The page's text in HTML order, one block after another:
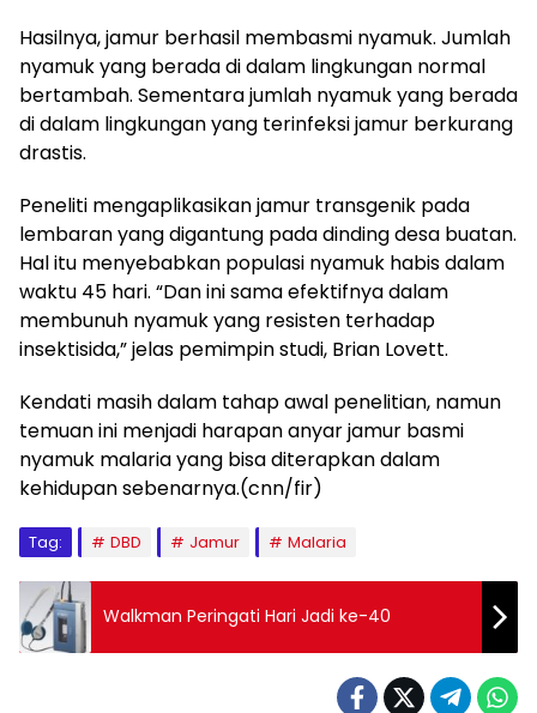
Hasilnya, jamur berhasil membasmi nyamuk. Jumlah
nyamuk yang berada di dalam lingkungan normal
bertambah. Sementara jumlah nyamuk yang berada
di dalam lingkungan yang terinfeksi jamur berkurang
drastis.
Peneliti mengaplikasikan jamur transgenik pada
lembaran yang digantung pada dinding desa buatan.
Hal itu menyebabkan populasi nyamuk habis dalam
waktu 45 hari. “Dan ini sama efektifnya dalam
membunuh nyamuk yang resisten terhadap
insektisida,” jelas pemimpin studi, Brian Lovett.
Kendati masih dalam tahap awal penelitian, namun
temuan ini menjadi harapan anyar jamur basmi
nyamuk malaria yang bisa diterapkan dalam
kehidupan sebenarnya.(cnn/fir)
Tag: DBD Jamur Malaria
Walkman Peringati Hari Jadi ke-40